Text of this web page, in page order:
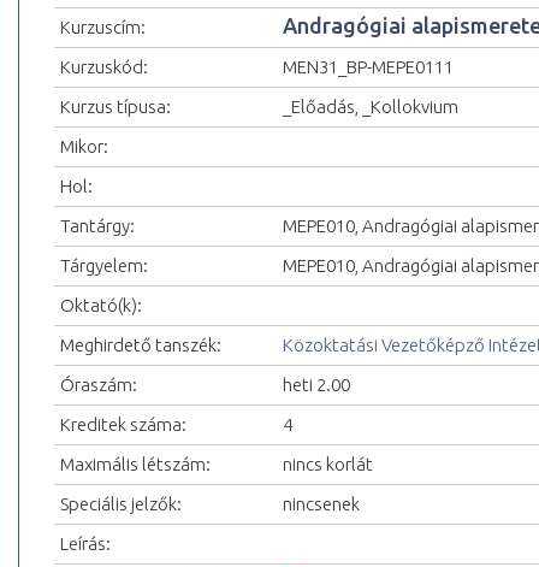
Kurzuscím:
Andragógiai
Kurzuskód:
MEN31_BP-MEPE0111
Kurzus típusa:
_Előadás, _Kollokvium
Mikor:
Hol:
Tantárgy:
MEPE010, Andragógiai
Tárgyelem:
MEPE010, Andragógiai
Oktató(k):
Meghirdető tanszék:
Közoktatási Vezetőképző
Óraszám:
heti 2.00
Kreditek száma:
4
Maximális létszám:
nincs korlát
Speciális jelzők:
nincsenek
Leírás: